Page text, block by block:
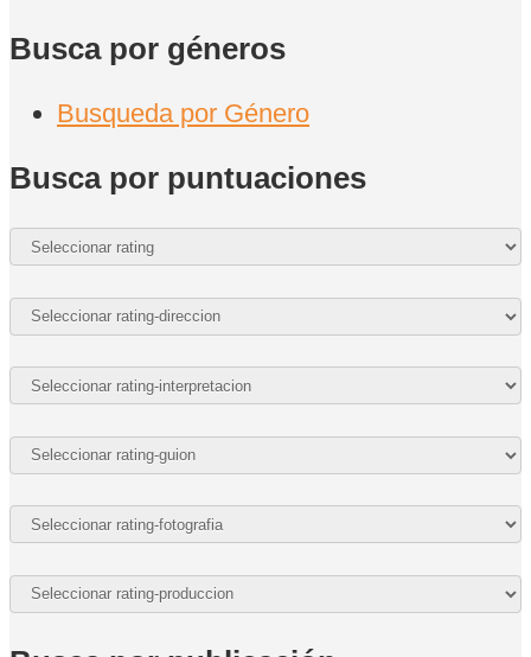
Busca por géneros
Busqueda por Género
Busca por puntuaciones